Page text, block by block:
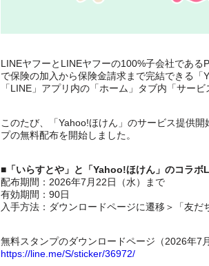
LINEヤフーとLINEヤフーの100%子会社であ
で保険の加入から保険金請求まで完結できる
「LINE」アプリ内の「ホーム」タブ内「サー
このたび、「Yahoo!ほけん」のサービス提供
プの無料配布を開始しました。
■「いらすとや」と「Yahoo!ほけん」のコラボ
配布期間：2026年7月22日（水）まで
有効期間：90日
入手方法：ダウンロードページに遷移＞「友
無料スタンプのダウンロードページ（2026年7
https://line.me/S/sticker/36972/